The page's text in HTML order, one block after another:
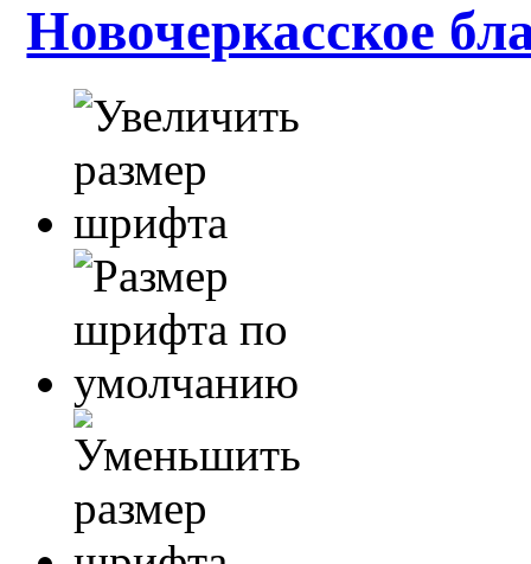
Новочеркасское